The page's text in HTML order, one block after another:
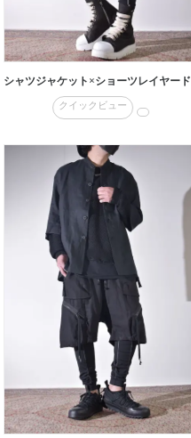
シャツジャケット×ショーツレイヤード
クイックビュー